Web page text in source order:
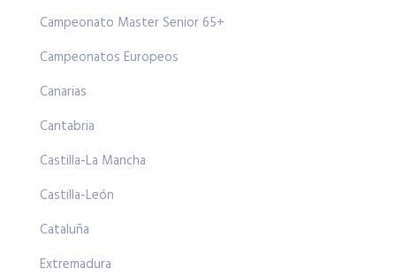
Campeonato Master Senior 65+
Campeonatos Europeos
Canarias
Cantabria
Castilla-La Mancha
Castilla-León
Cataluña
Extremadura